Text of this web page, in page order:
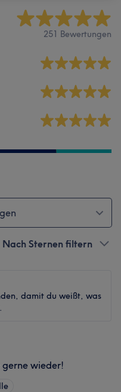
251 Bewertungen
Nach Sternen filtern
damit du weißt, was
gerne wieder!